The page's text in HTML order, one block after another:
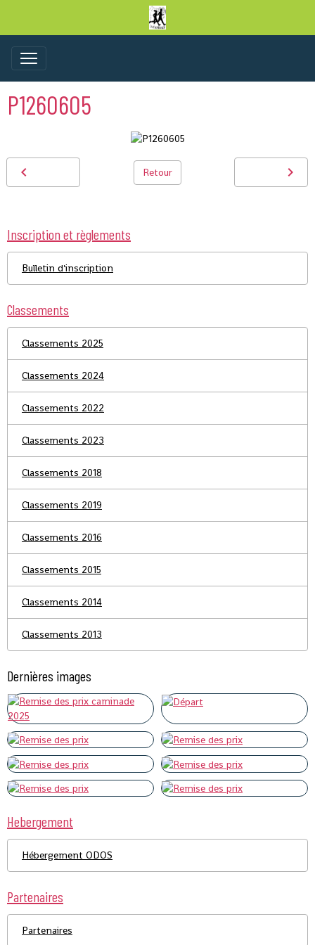
P1260605
Retour
Inscription et règlements
Bulletin d'inscription
Classements
Classements 2025
Classements 2024
Classements 2022
Classements 2023
Classements 2018
Classements 2019
Classements 2016
Classements 2015
Classements 2014
Classements 2013
Dernières images
Hebergement
Hébergement ODOS
Partenaires
Partenaires